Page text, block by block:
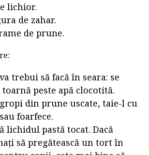
lichior.
de zahar.
de prune.
trebui să facă în seara: se
toarnă peste apă clocotită.
din prune uscate, taie-l cu
foarfece.
lichidul pastă tocat. Dacă
să pregătească un tort în